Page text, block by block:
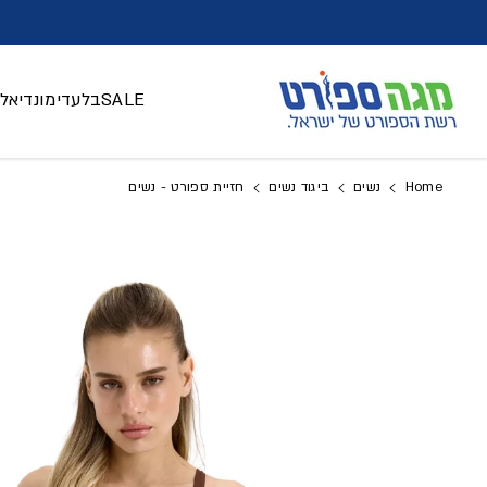
SALEבלעדימונדיאל 2026
Home נשים ביגוד נשים חזיית ספורט - נשים